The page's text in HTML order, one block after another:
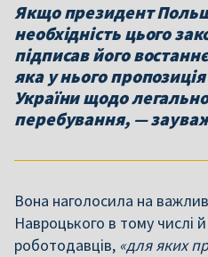
Якщо президент
необхідність цього
підписав його
яка у нього
України щодо
перебування, —
Вона наголосила на
Навроцького в тому числі
роботодавців, «для яких